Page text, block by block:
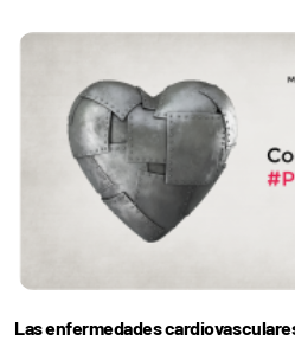
Las enfermedades